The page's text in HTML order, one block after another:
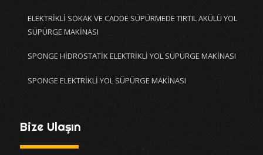
ELEKTRİKLİ SOKAK VE CADDE SÜPÜRMEDE TIRTIL AKÜLÜ YOL
SÜPÜRGE MAKİNASI
SPONGE HİDROSTATİK ELEKTRİKLİ YOL SÜPÜRGE MAKİNASI
SPONGE ELEKTRİKLİ YOL SÜPÜRGE MAKİNASI
Bize Ulaşın